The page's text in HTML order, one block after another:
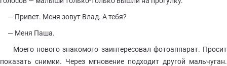
— Привет. Меня зовут Влад. А тебя?
— Меня Паша.
Моего нового знакомого заинтересовал фотоаппарат. Просит
показать снимки. Через мгновение подходит другой мальчуган.